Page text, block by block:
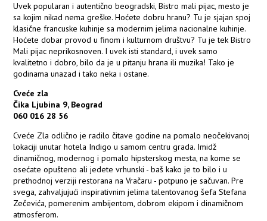
Uvek popularan i autentično beogradski, Bistro mali pijac, mesto je
sa kojim nikad nema greške. Hoćete dobru hranu? Tu je sjajan spoj
klasične francuske kuhinje sa modernim jelima nacionalne kuhinje.
Hoćete dobar provod u finom i kulturnom društvu? Tu je tek Bistro
Mali pijac neprikosnoven. I uvek isti standard, i uvek samo
kvalitetno i dobro, bilo da je u pitanju hrana ili muzika! Tako je
godinama unazad i tako neka i ostane.
Cveće zla
Čika Ljubina 9, Beograd
060 016 28 56
Cveće Zla odlično je radilo čitave godine na pomalo neočekivanoj
lokaciji unutar hotela Indigo u samom centru grada. Imidž
dinamičnog, modernog i pomalo hipsterskog mesta, na kome se
osećate opušteno ali jedete vrhunski - baš kako je to bilo i u
prethodnoj verziji restorana na Vračaru - potpuno je sačuvan. Pre
svega, zahvaljujući inspirativnim jelima talentovanog šefa Stefana
Zečevića, pomerenim ambijentom, dobrom ekipom i dinamičnom
atmosferom.